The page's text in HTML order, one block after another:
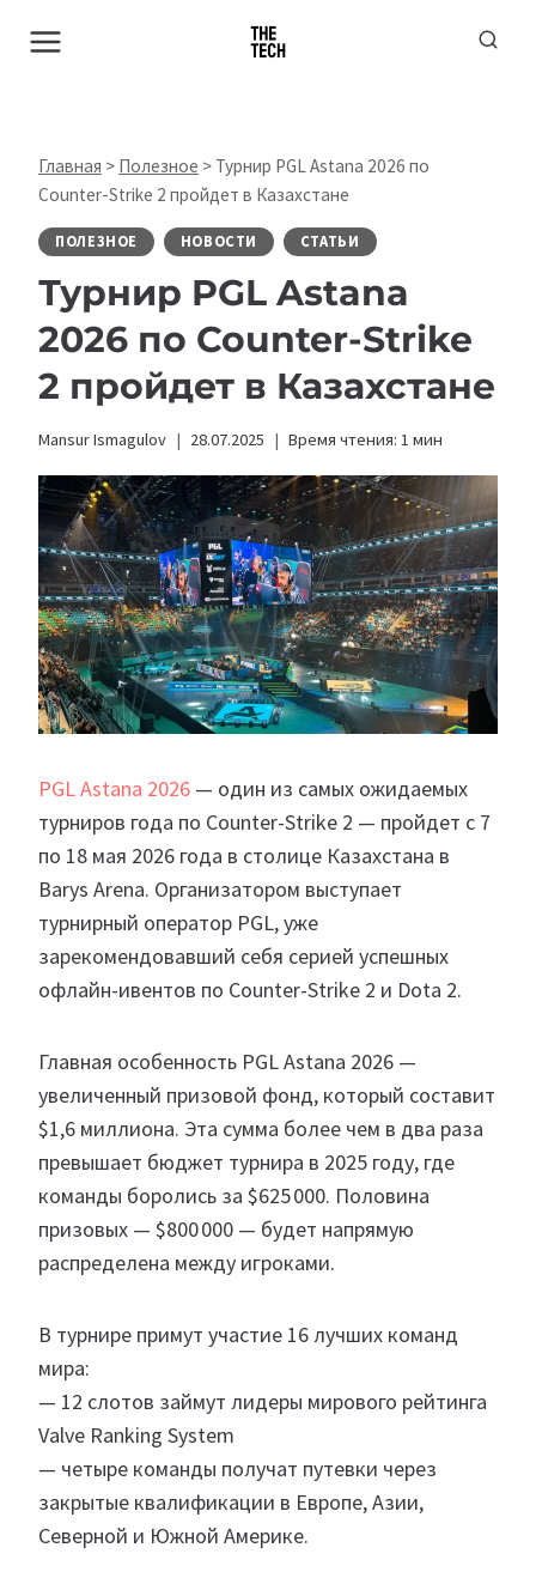
Главная > Полезное > Турнир PGL Astana 2026 по
Counter-Strike 2 пройдет в Казахстане
ПОЛЕЗНОЕ НОВОСТИ СТАТЬИ
Турнир PGL Astana
2026 по Counter-Strike
2 пройдет в Казахстане
Mansur Ismagulov 28.07.2025 Время чтения: 1 мин
PGL Astana 2026 — один из самых ожидаемых
турниров года по Counter-Strike 2 — пройдет с 7
по 18 мая 2026 года в столице Казахстана в
Barys Arena. Организатором выступает
турнирный оператор PGL, уже
зарекомендовавший себя серией успешных
офлайн-ивентов по Counter-Strike 2 и Dota 2.
Главная особенность PGL Astana 2026 —
увеличенный призовой фонд, который составит
$1,6 миллиона. Эта сумма более чем в два раза
превышает бюджет турнира в 2025 году, где
команды боролись за $625 000. Половина
призовых — $800 000 — будет напрямую
распределена между игроками.
В турнире примут участие 16 лучших команд
мира:
— 12 слотов займут лидеры мирового рейтинга
Valve Ranking System
— четыре команды получат путевки через
закрытые квалификации в Европе, Азии,
Северной и Южной Америке.